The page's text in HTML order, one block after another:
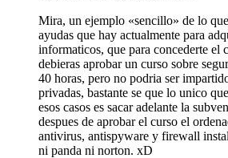
Mira, un ejemplo «sencillo» de lo
ayudas que hay actualmente para
informaticos, que para concederte el
debieras aprobar un curso sobre
40 horas, pero no podria ser
privadas, bastante se que lo unico
esos casos es sacar adelante la
despues de aprobar el curso el
antivirus, antispyware y firewall
ni panda ni norton. xD